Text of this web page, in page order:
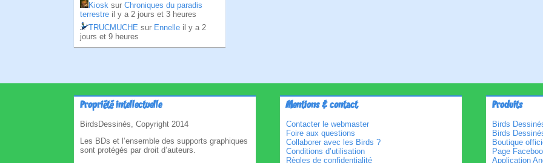
Kiosk sur Chroniques du paradis
terrestre il y a 2 jours et 3 heures
TRUCMUCHE sur Ennelle il y a 2
jours et 9 heures
Propriété intellectuelle
BirdsDessinés, Copyright 2014
Les BDs et l’ensemble des supports graphiques
sont protégés par droit d’auteurs.
Mentions & contact
Contacter le webmaster
Foire aux questions
Collaborer avec les Birds ?
Conditions d’utilisation
Règles de confidentialité
Produits
Birds
Birds
Boutique
Page
Application